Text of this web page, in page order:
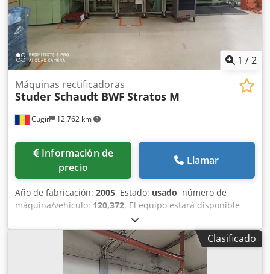
1 /2
Cugir 12.762 km
Máquinas rectificadoras
Studer Schaudt BWF Stratos M
Información de
precio
Llamar
Año de fabricación: 2005, Estado: usado, número de
máquina/vehículo: 120,372, El equipo estará disponible
para la venta a partir de marzo de 2027, ya que
actualmente sigue en uso dentro del proceso de
producción. Indique su precio de oferta. Precio sin
embalaje ni transporte; pago por adelantado. Si está
interesado en la máquina, debe presentarnos una oferta
Clasificado